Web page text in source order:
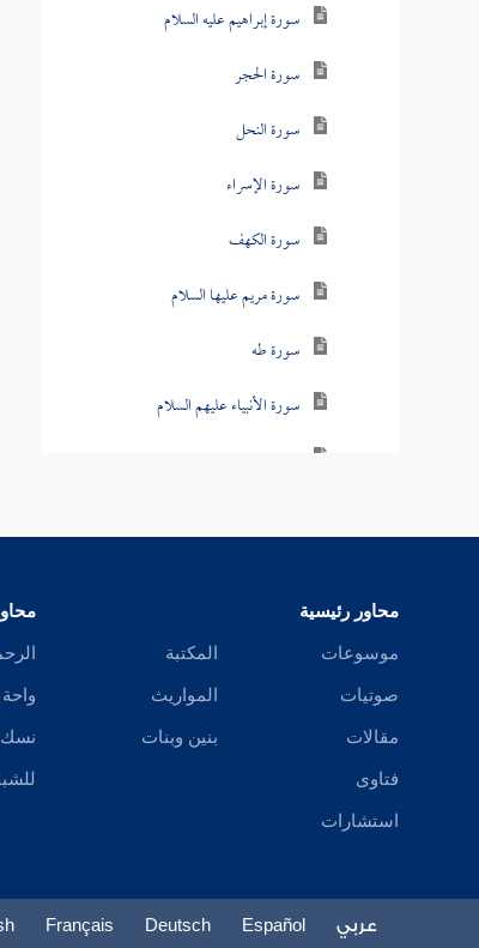
سورة إبراهيم عليه السلام
سورة الحجر
سورة النحل
سورة الإسراء
سورة الكهف
سورة مريم عليها السلام
سورة طه
سورة الأنبياء عليهم السلام
سورة طسم الشعراء
سورة العنكبوت
محاور رئيسية
موسوعات
صوتيات
مقالات
فتاوى
استشارات
المكتبة
المواريث
بنين وبنات نسك
عربي Español
Deutsch
Français